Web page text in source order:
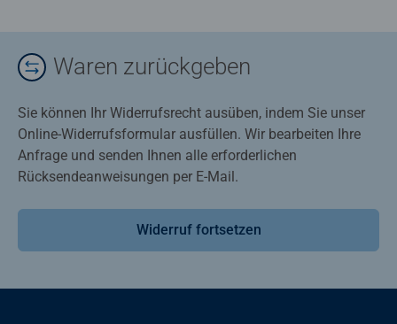
Waren zurückgeben
Sie können Ihr Widerrufsrecht ausüben, indem Sie unser
Online-Widerrufsformular ausfüllen. Wir bearbeiten Ihre
Anfrage und senden Ihnen alle erforderlichen
Rücksendeanweisungen per E-Mail.
Widerruf fortsetzen